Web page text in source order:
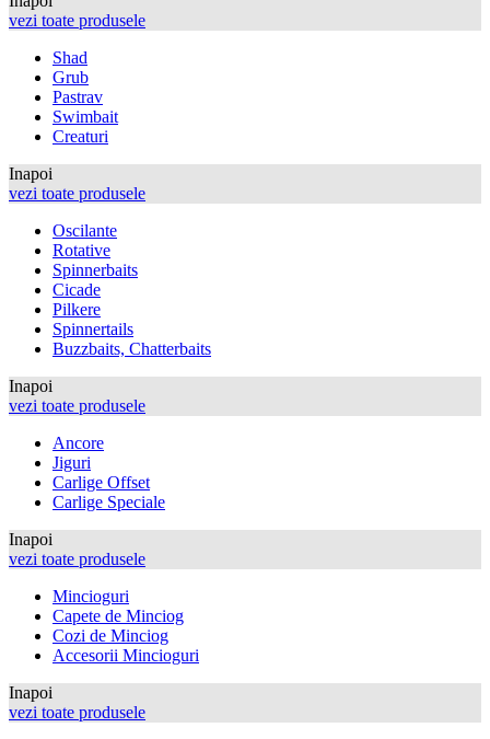
vezi toate produsele
Shad
Grub
Pastrav
Swimbait
Creaturi
Inapoi
vezi toate produsele
Oscilante
Rotative
Spinnerbaits
Cicade
Pilkere
Spinnertails
Buzzbaits, Chatterbaits
Inapoi
vezi toate produsele
Ancore
Jiguri
Carlige Offset
Carlige Speciale
Inapoi
vezi toate produsele
Mincioguri
Capete de Minciog
Cozi de Minciog
Accesorii Mincioguri
Inapoi
vezi toate produsele